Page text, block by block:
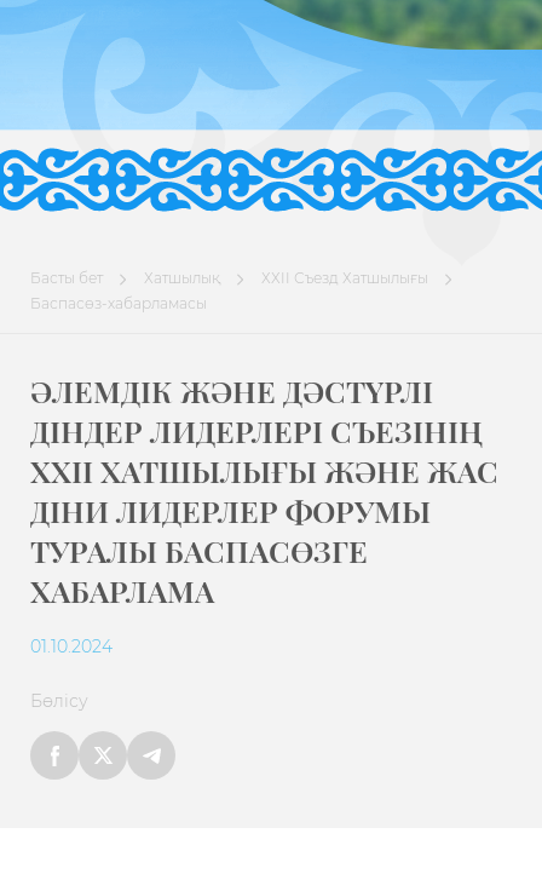
Басты бет Хатшылық
ХХІІ Съезд Хатшылығы
Баспасөз-хабарламасы
ӘЛЕМДІК ЖӘНЕ ДӘСТҮРЛІ
ДІНДЕР ЛИДЕРЛЕРІ СЪЕЗІНІҢ
ХХІІ ХАТШЫЛЫҒЫ ЖӘНЕ ЖАС
ДІНИ ЛИДЕРЛЕР ФОРУМЫ
ТУРАЛЫ БАСПАСӨЗГЕ
ХАБАРЛАМА
01.10.2024
Бөлісу